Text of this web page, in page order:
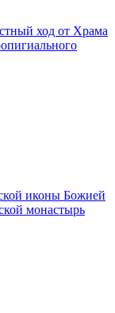
ход от Храма
иконы Божией
монастырь